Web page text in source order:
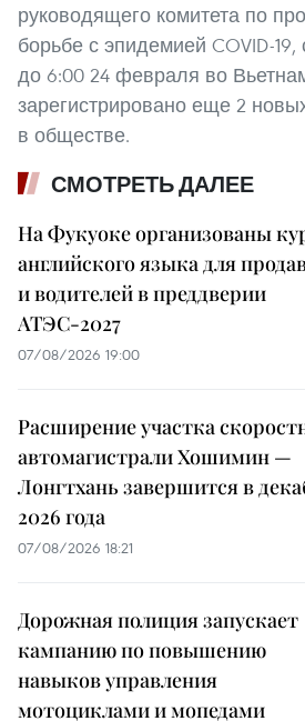
руководящего комитета по
борьбе с эпидемией COVID-
до 6:00 24 февраля во
зарегистрировано еще 2
в обществе.
СМОТРЕТЬ ДАЛЕЕ
На Фукуоке организованы
английского языка для
и водителей в преддверии
АТЭС-2027
07/08/2026 19:00
Расширение участка
автомагистрали Хошимин —
Лонгтхань завершится в
2026 года
07/08/2026 18:21
Дорожная полиция запускает
кампанию по повышению
навыков управления
мотоциклами и мопедами